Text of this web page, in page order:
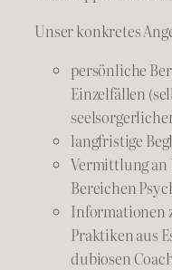
Unser konkretes
persönliche
Einzelfällen
langfristige
Vermittlung an
Bereichen
Informationen
Praktiken aus
dubiosen